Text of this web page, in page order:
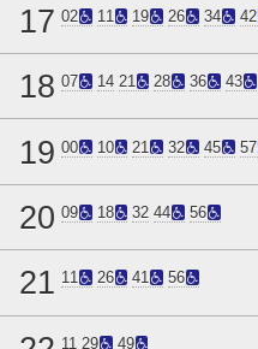
17 02 11 19 26 34 42
18 07 14 21 28 36 43
19 00 10 21 32 45 57
20 09 18 32 44 56
21 11 26 41 56
11 29 49